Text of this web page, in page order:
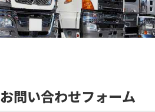
お問い合わせフォーム